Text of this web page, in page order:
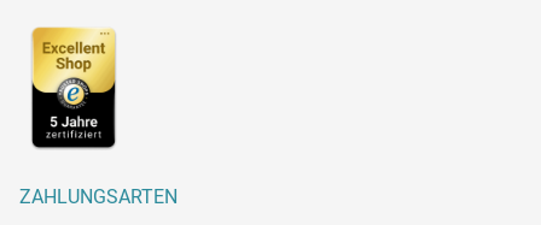
ZAHLUNGSARTEN